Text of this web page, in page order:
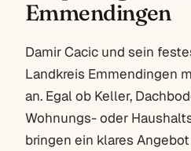
Emmendingen
Damir Cacic und sein
Landkreis Emmendingen
an. Egal ob Keller,
Wohnungs- oder
bringen ein klares